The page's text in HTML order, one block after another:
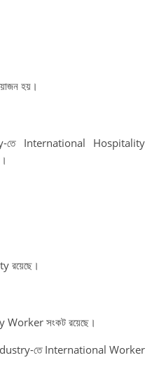
হয়।
তে International Hospitality
রয়েছে।
সংকট রয়েছে।
তে International Worker